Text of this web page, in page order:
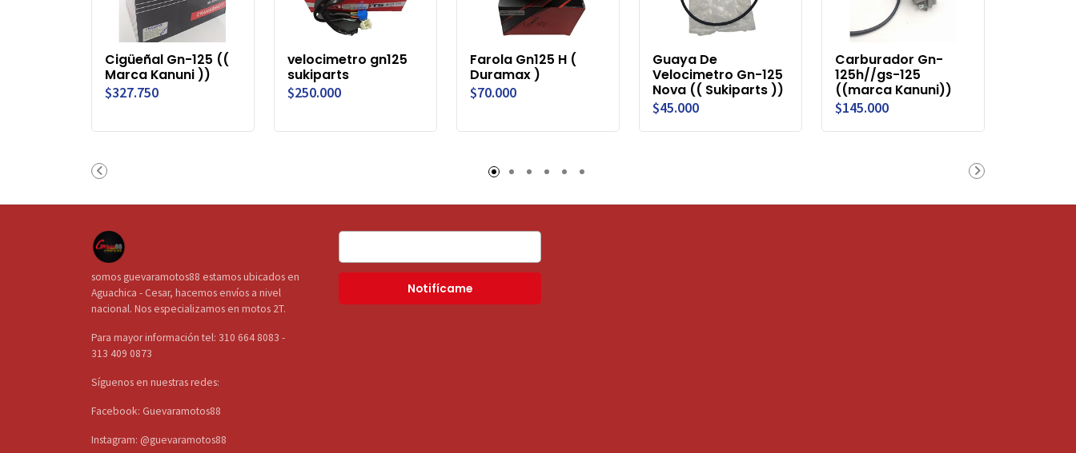
Cigüeñal Gn-125 ((
Marca Kanuni ))
$327.750
velocimetro gn125
sukiparts
$250.000
Farola Gn125 H (
Duramax )
$70.000
Guaya De
Velocimetro Gn-125
Nova (( Sukiparts ))
$45.000
Carburador Gn-
125h//gs-125
((marca Kanuni))
$145.000
somos guevaramotos88 estamos ubicados en
Aguachica - Cesar, hacemos envíos a nivel
nacional. Nos especializamos en motos 2T.
Para mayor información tel: 310 664 8083 -
313 409 0873
Síguenos en nuestras redes:
Facebook: Guevaramotos88
Instagram: @guevaramotos88
Notifícame